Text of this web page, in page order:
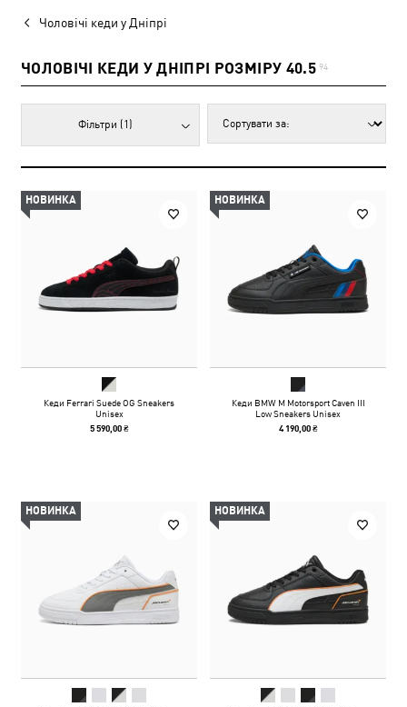
Чоловічі кеди у Дніпрі
ЧОЛОВІЧІ КЕДИ У ДНІПРІ РОЗМІРУ 40.5 94
Фільтри (1)
НОВИНКА
Кеди Ferrari Suede OG Sneakers
Unisex
5 590,00 ₴
НОВИНКА
Кеди BMW M Motorsport Caven III
Low Sneakers Unisex
4 190,00 ₴
НОВИНКА НОВИНКА